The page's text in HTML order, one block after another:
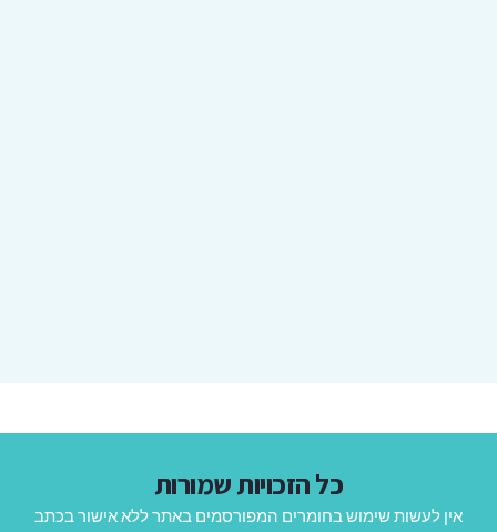
כל הזכויות שמורות
אין לעשות שימוש בחומרים המפורסמים באתר ללא אישור בכתב